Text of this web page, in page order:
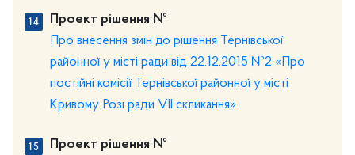
Проект рішення №
Про внесення змін до рішення Тернівської
районної у місті ради від 22.12.2015 №2 «Про
постійні комісії Тернівської районної у місті
Кривому Розі ради VІІ скликання»
Проект рішення №